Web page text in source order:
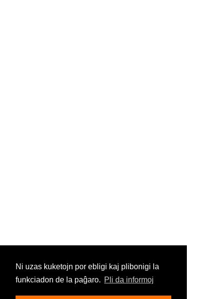
Ni uzas kuketojn por ebligi kaj plibonigi la
funkciadon de la paĝaro. Pli da informoj